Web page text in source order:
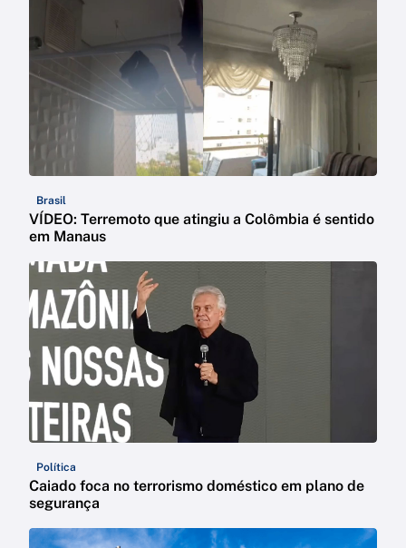
Brasil
VÍDEO: Terremoto que atingiu a Colômbia é sentido
em Manaus
Política
Caiado foca no terrorismo doméstico em plano de
segurança